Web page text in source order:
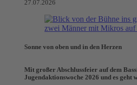
27.07.2026
Sonne von oben und in den Herzen
Mit großer Abschlussfeier auf dem
Jugendaktionswoche 2026 und es geht